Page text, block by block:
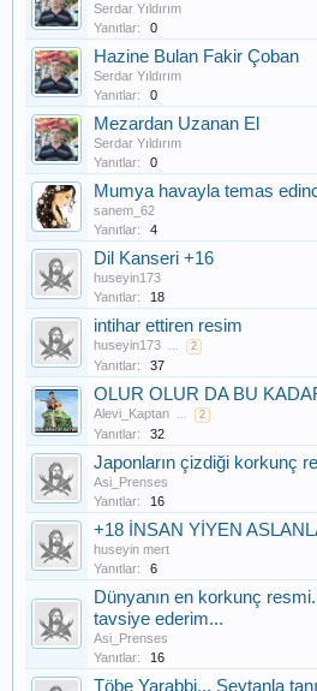
Serdar Yıldırım
Yanıtlar:
0
Hazine Bulan Fakir Çoban
Serdar Yıldırım
Yanıtlar:
0
Mezardan Uzanan El
Serdar Yıldırım
Yanıtlar:
0
Mumya havayla temas
sanem_62
Yanıtlar:
4
Dil Kanseri +16
huseyin173
Yanıtlar:
18
intihar ettiren resim
huseyin173 ... 2
Yanıtlar: 37
OLUR OLUR DA BU
Alevi_Kaptan ... 2
Yanıtlar: 32
Japonların çizdiği korkunç
Asi_Prenses
Yanıtlar:
16
+18 İNSAN YİYEN
huseyin mert
Yanıtlar:
6
Dünyanın en korkunç
tavsiye ederim...
Asi_Prenses
Yanıtlar:
16
Töbe Yarabbi... Şeytanla